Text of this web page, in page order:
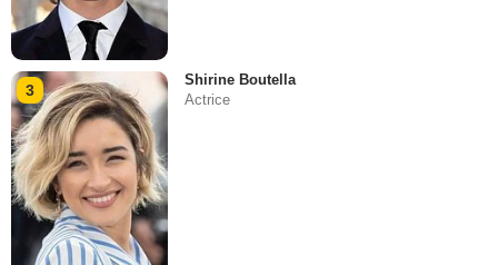
3
Shirine Boutella
Actrice